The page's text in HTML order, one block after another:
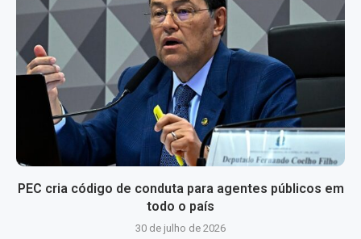
PEC cria código de conduta para agentes públicos em
todo o país
30 de julho de 2026